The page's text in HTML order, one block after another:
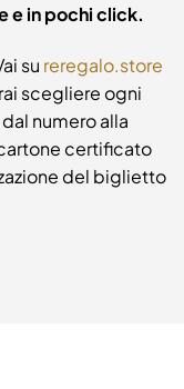
e in pochi click.
su reregalo.store
scegliere ogni
numero alla
certificato
del biglietto